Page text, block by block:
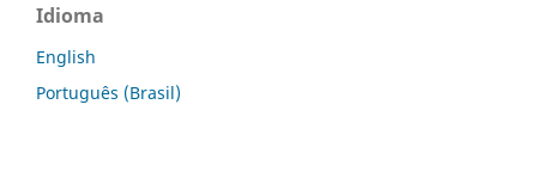
Idioma
English
Português (Brasil)